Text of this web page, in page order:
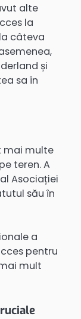
alte
la
câteva
și
sa în
mai multe
teren. A
Asociației
său în
a
pentru
mult